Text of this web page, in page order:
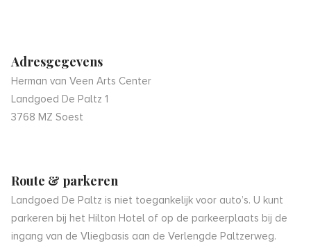
Adresgegevens
Herman van Veen Arts Center
Landgoed De Paltz 1
3768 MZ Soest
Route & parkeren
Landgoed De Paltz is niet toegankelijk voor auto’s. U kunt
parkeren bij het Hilton Hotel of op de parkeerplaats bij de
ingang van de Vliegbasis aan de Verlengde Paltzerweg.